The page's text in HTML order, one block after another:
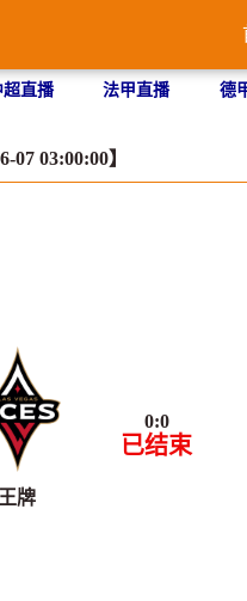
超直播 法甲直播 德
03:00:00】
牌
0:0
已结束